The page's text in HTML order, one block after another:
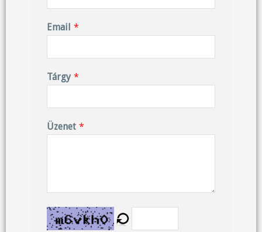
Email *
Tárgy *
Üzenet *